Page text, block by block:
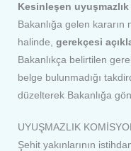
Kesinleşen
Bakanlığa gelen kararın
halinde, gerekçesi
Bakanlıkça belirtilen
belge bulunmadığı
düzelterek Bakanlığa
UYUŞMAZLIK
Şehit yakınlarının